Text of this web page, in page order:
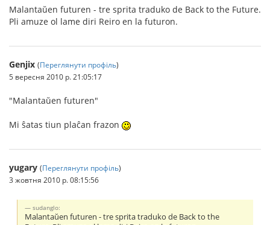
Malantaŭen futuren - tre sprita traduko de Back to the Future.
Pli amuze ol lame diri Reiro en la futuron.
Genjix (Переглянути профіль)
5 вересня 2010 р. 21:05:17
"Malantaŭen futuren"
Mi ŝatas tiun plaĉan frazon
yugary (Переглянути профіль)
3 жовтня 2010 р. 08:15:56
sudanglo:
Malantaŭen futuren - tre sprita traduko de Back to the